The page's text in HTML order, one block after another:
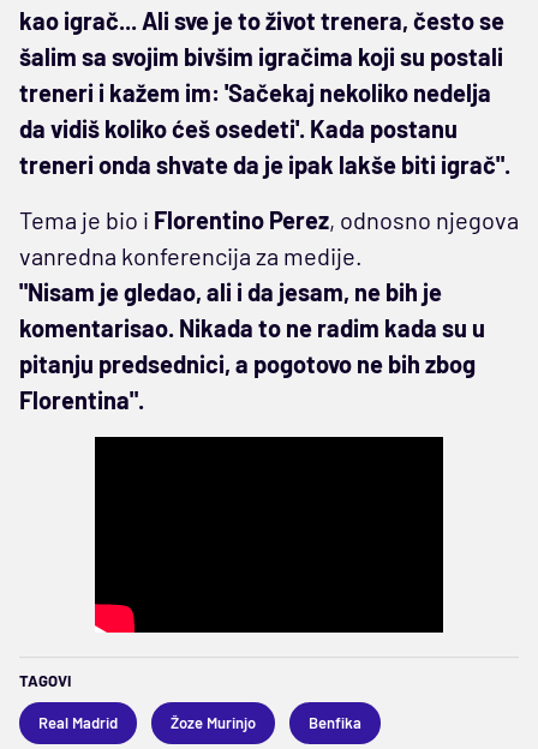
kao igrač... Ali sve je to život trenera, često se
šalim sa svojim bivšim igračima koji su postali
treneri i kažem im: 'Sačekaj nekoliko nedelja
da vidiš koliko ćeš osedeti'. Kada postanu
treneri onda shvate da je ipak lakše biti igrač".
Tema je bio i Florentino Perez, odnosno njegova
vanredna konferencija za medije.
"Nisam je gledao, ali i da jesam, ne bih je
komentarisao. Nikada to ne radim kada su u
pitanju predsednici, a pogotovo ne bih zbog
Florentina".
TAGOVI
Real Madrid Žoze Murinjo Benfika